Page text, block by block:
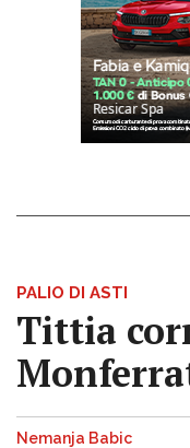
PALIO DI ASTI
Tittia
Nemanja Babic